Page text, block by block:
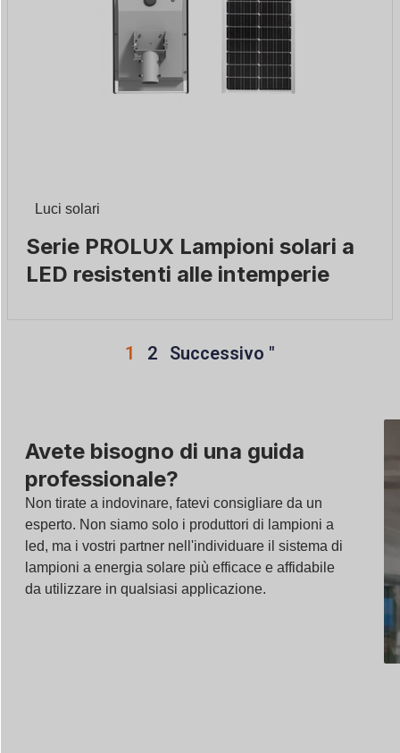
Luci solari
Serie PROLUX Lampioni solari a
LED resistenti alle intemperie
1 2 Successivo "
Avete bisogno di una guida
professionale?
Non tirate a indovinare, fatevi consigliare da un
esperto. Non siamo solo i produttori di lampioni a
led, ma i vostri partner nell'individuare il sistema di
lampioni a energia solare più efficace e affidabile
da utilizzare in qualsiasi applicazione.